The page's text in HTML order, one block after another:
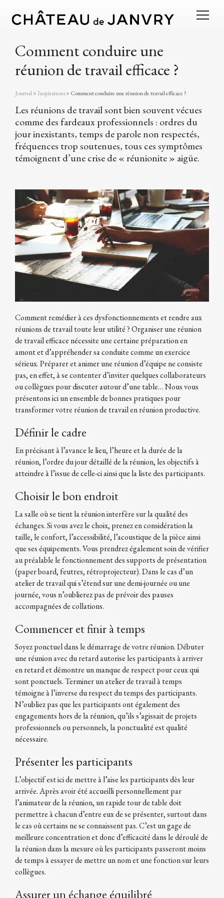
Comment conduire une
réunion de travail efficace ?
Journal> Inspirations> Comment conduire une réunion de travail efficace ?
Les réunions de travail sont bien souvent vécues
comme des fardeaux professionnels : ordres du
jour inexistants, temps de parole non respectés,
fréquences trop soutenues, tous ces symptômes
témoignent d’une crise de « réunionite » aigüe.
Comment remédier à ces dysfonctionnements et rendre aux
réunions de travail toute leur utilité ? Organiser une réunion
de travail efficace nécessite une certaine préparation en
amont et d’appréhender sa conduite comme un exercice
sérieux. Préparer et animer une réunion d’équipe ne consiste
pas, en effet, à se contenter d’inviter quelques collaborateurs
ou collègues pour discuter autour d’une table… Nous vous
présentons ici un ensemble de bonnes pratiques pour
transformer votre réunion de travail en réunion productive.
Définir le cadre
En précisant à l’avance le lieu, l’heure et la durée de la
réunion, l’ordre du jour détaillé de la réunion, les objectifs à
atteindre à l’issue de celle-ci ainsi que la liste des participants.
Choisir le bon endroit
La salle où se tient la réunion interfère sur la qualité des
échanges. Si vous avez le choix, prenez en considération la
taille, le confort, l’accessibilité, l’acoustique de la pièce ainsi
que ses équipements. Vous prendrez également soin de vérifier
au préalable le fonctionnement des supports de présentation
(paper board, feutres, rétroprojecteur). Dans le cas d’un
atelier de travail qui s’étend sur une demi-journée ou une
journée, vous n’oublierez pas de prévoir des pauses
accompagnées de collations.
Commencer et finir à temps
Soyez ponctuel dans le démarrage de votre réunion. Débuter
une réunion avec du retard autorise les participants à arriver
en retard et démontre un manque de respect pour ceux qui
sont ponctuels. Terminer un atelier de travail à temps
témoigne à l’inverse du respect du temps des participants.
N’oubliez pas que les participants ont également des
engagements hors de la réunion, qu’ils s’agissait de projets
professionnels ou personnels, la ponctualité est qualité
nécessaire.
Présenter les participants
L’objectif est ici de mettre à l’aise les participants dès leur
arrivée. Après avoir été accueilli personnellement par
l’animateur de la réunion, un rapide tour de table doit
permettre à chacun d’entre eux de se présenter, surtout dans
le cas où certains ne se connaissent pas. C’est un gage de
meilleure concentration et donc d’efficacité dans le déroulé de
la réunion dans la mesure où les participants passeront moins
de temps à essayer de mettre un nom et une fonction sur leurs
collègues.
Assurer un échange équilibré